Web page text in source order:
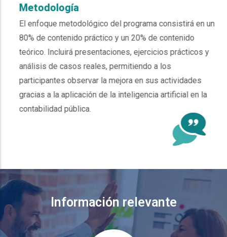
Metodología
El enfoque metodológico del programa consistirá en un
80% de contenido práctico y un 20% de contenido
teórico. Incluirá presentaciones, ejercicios prácticos y
análisis de casos reales, permitiendo a los
participantes observar la mejora en sus actividades
gracias a la aplicación de la inteligencia artificial en la
contabilidad pública.
Información relevante